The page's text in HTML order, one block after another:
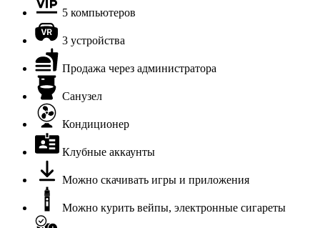
5 компьютеров
3 устройства
Продажа через администратора
Санузел
Кондиционер
Клубные аккаунты
Можно скачивать игры и приложения
Можно курить вейпы, электронные сигареты